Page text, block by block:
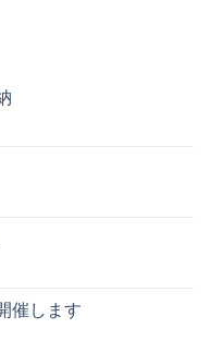
催します